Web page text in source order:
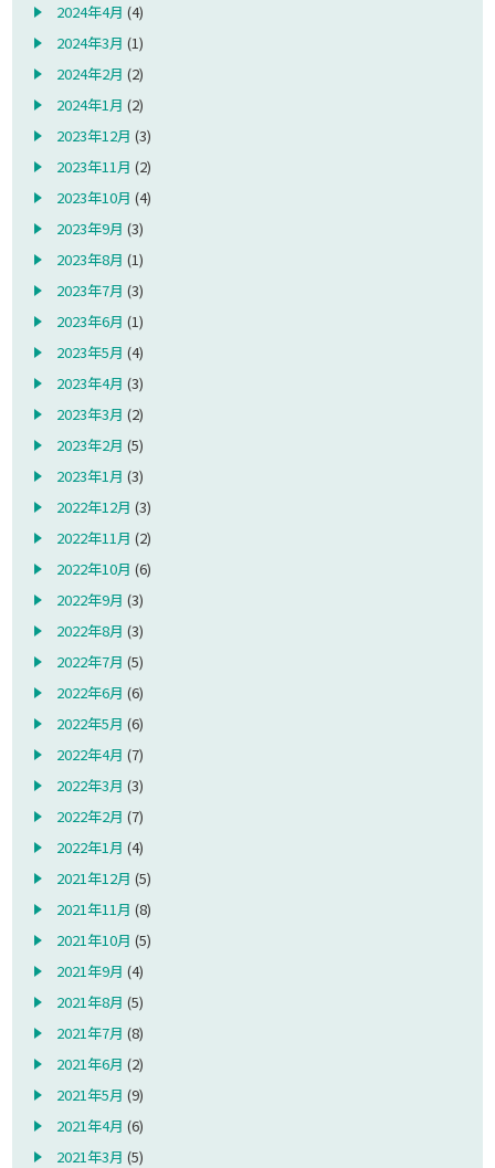
2024年4月 (4)
2024年3月 (1)
2024年2月 (2)
2024年1月 (2)
2023年12月 (3)
2023年11月 (2)
2023年10月 (4)
2023年9月 (3)
2023年8月 (1)
2023年7月 (3)
2023年6月 (1)
2023年5月 (4)
2023年4月 (3)
2023年3月 (2)
2023年2月 (5)
2023年1月 (3)
2022年12月 (3)
2022年11月 (2)
2022年10月 (6)
2022年9月 (3)
2022年8月 (3)
2022年7月 (5)
2022年6月 (6)
2022年5月 (6)
2022年4月 (7)
2022年3月 (3)
2022年2月 (7)
2022年1月 (4)
2021年12月 (5)
2021年11月 (8)
2021年10月 (5)
2021年9月 (4)
2021年8月 (5)
2021年7月 (8)
2021年6月 (2)
2021年5月 (9)
2021年4月 (6)
2021年3月 (5)